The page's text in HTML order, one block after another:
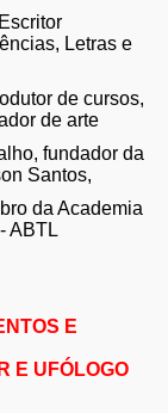
Letras e
de cursos,
de arte
fundador da
Santos,
da Academia
ABTL
E
E UFÓLOGO